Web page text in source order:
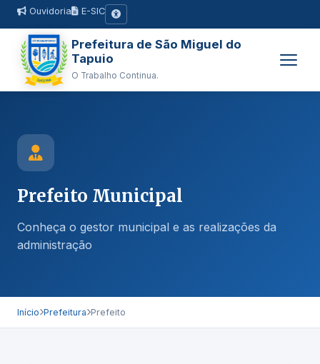
Ouvidoria E-SIC
Prefeitura de São Miguel do
Tapuio
O Trabalho Continua.
Prefeito Municipal
Conheça o gestor municipal e as realizações da
administração
Início Prefeitura Prefeito